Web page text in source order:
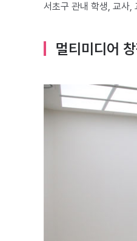
서초구 관내 학생, 교사,
멀티미디어